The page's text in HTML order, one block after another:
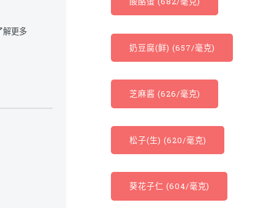
奶豆腐(鲜) (657/毫克)
芝麻酱 (626/毫克)
松子(生) (620/毫克)
葵花子仁 (604/毫克)
解更多